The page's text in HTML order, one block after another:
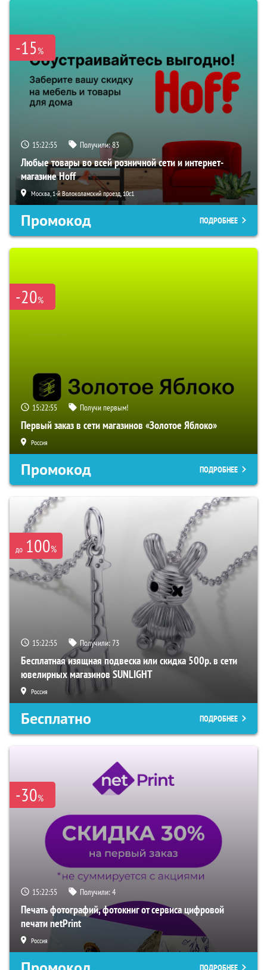
-15%
15:22:54 Получили:83
Любые товары во всей розничной сети и интернет-
магазине Hoff
Москва, 1-й Волоколамский проезд, 10с1
Промокод ПОДРОБНЕЕ
-20%
15:22:54 Получи первым!
Первый заказ в сети магазинов «Золотое Яблоко»
Россия
Промокод ПОДРОБНЕЕ
до 100%
15:22:54 Получили:73
Бесплатная изящная подвеска или скидка 500р. в сети
ювелирных магазинов SUNLIGHT
Россия
Бесплатно ПОДРОБНЕЕ
-30%
15:22:54 Получили:4
Печать фотографий, фотокниг от сервиса цифровой
печати netPrint
Россия
ПОДРОБНЕЕ